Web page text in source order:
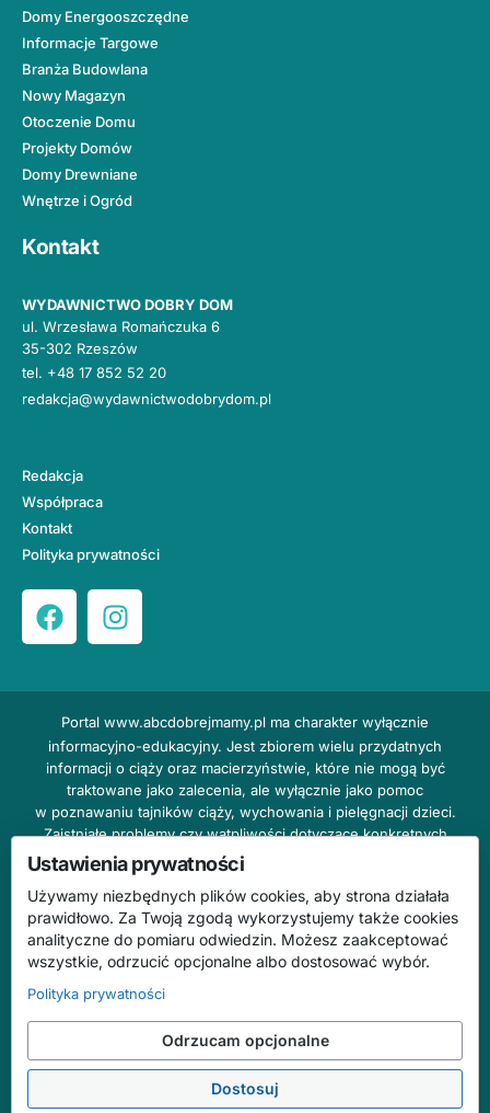
Domy Energooszczędne
Informacje Targowe
Branża Budowlana
Nowy Magazyn
Otoczenie Domu
Projekty Domów
Domy Drewniane
Wnętrze i Ogród
Kontakt
WYDAWNICTWO DOBRY DOM
ul. Wrzesława Romańczuka 6
35-302 Rzeszów
tel. +48 17 852 52 20
redakcja@wydawnictwodobrydom.pl
Redakcja
Współpraca
Kontakt
Polityka prywatności
Portal www.abcdobrejmamy.pl ma charakter wyłącznie
informacyjno-edukacyjny. Jest zbiorem wielu przydatnych
informacji o ciąży oraz macierzyństwie, które nie mogą być
traktowane jako zalecenia, ale wyłącznie jako pomoc
w poznawaniu tajników ciąży, wychowania i pielęgnacji dzieci.
Zaistniałe problemy czy wątpliwości dotyczące konkretnych
przypadków należy bezzwłocznie konsultować z prowadzącym
lekarzem ginekologiem lub innym stosownym specjalistą w danej
dziedzinie. DOBRY DOM nie odpowiada za treść reklam,
nie ponosi również żadnych konsekwencji prawnych ani
odpowiedzialności za następstwa mogące wyniknąć na skutek
zastosowania podanych informacji bez wcześniejszej konsultacji
Na stronie abcdobrejmamy.pl mogą występować wpisy
o charakterze reklamowym.
© 2026 ABC Dobrej Mamy. Wszelkie prawa zastrzeżone.
Ustawienia prywatności
Używamy niezbędnych plików cookies, aby strona działała
prawidłowo. Za Twoją zgodą wykorzystujemy także cookies
analityczne do pomiaru odwiedzin. Możesz zaakceptować
wszystkie, odrzucić opcjonalne albo dostosować wybór.
Polityka prywatności
Odrzucam opcjonalne
Dostosuj